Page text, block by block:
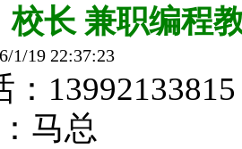
校长 兼职编程
1/19 22:37:23
马总